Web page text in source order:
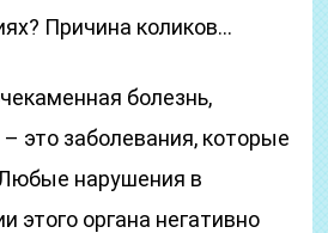
Причина коликов…
болезнь,
это заболевания, которые
нарушения в
этого органа негативно